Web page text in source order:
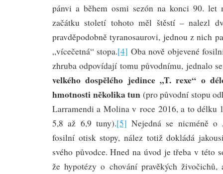
pánvi a během osmi sezón na konci 90. let
začátku století tohoto měl štěstí – nalezl
pravděpodobně tyranosaurovi, jednou z nich
„vícečetná“ stopa.[4] Oba nově objevené
zhruba odpovídají tomu původnímu, jednalo
velkého dospělého jedince „T. rexe“ o
hmotnosti několika tun (pro původní stopu
Larramendi a Molina v roce 2016, a to délku
5,8 až 6,9 tuny).[5] Nejedná se nicméně o
fosilní otisk stopy, nález totiž dokládá
svého původce. Hned na úvod je třeba v této
že hypotézy o chování pravěkých